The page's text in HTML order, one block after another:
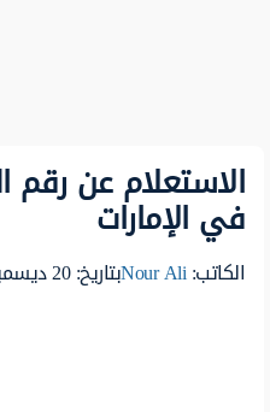
الاستعلام عن رقم
في الإمارات
الكاتب:Nour Aliبتاريخ: 20 ديسمبر 2024 , 22:23